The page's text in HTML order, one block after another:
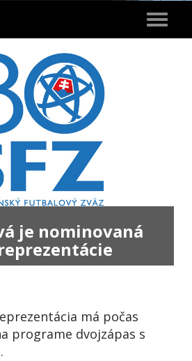
Toggle
je nominovaná
má počas
programe dvojzápas s